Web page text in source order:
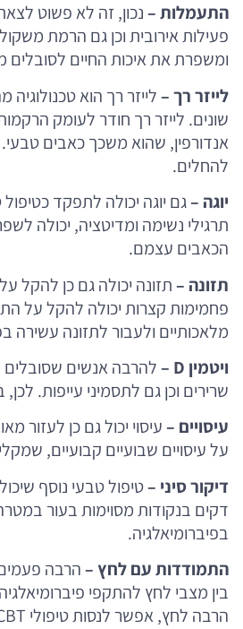
התעמלות –נכון, זה לא פשוט
פעילות אירובית וכן גם הרמת
ומשפרת את איכות החיים
לייזר רך –לייזר רך הוא
שונים. לייזר רך חודר לעומק
אנדורפין, שהוא משכך כאבים טבעי.
להחלים.
יוגה –גם יוגה יכולה לתפקד
תרגילי נשימה ומדיטציה, יכולה
הכאבים עצמם.
תזונה –תזונה יכולה גם כן להקל
פחמימות קצרות יכולה להקל על
מלאכותיים ולעבור לתזונה עשירה
ויטמין D –
שרירים וכן גם לתסמיני עייפות.
עיסויים –עיסוי יכול גם כן
על עיסויים שבועיים קבועיים,
דיקור סיני –טיפול טבעי נוסף
דקים בנקודות מסוימות בעור
בפיברומיאלגיה.
התמודדות עם לחץ –הרבה
בין מצבי לחץ להתקפי
הרבה לחץ, אפשר לנסות טיפולי CBT.